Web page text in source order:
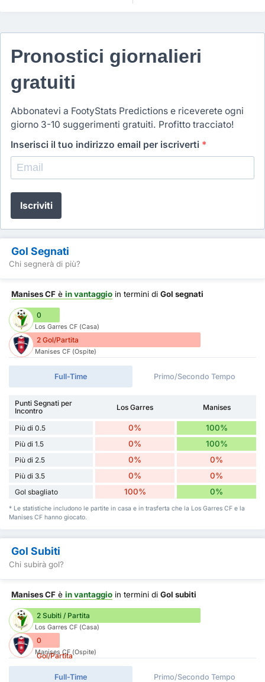
Pronostici giornalieri
gratuiti
Abbonatevi a FootyStats Predictions e riceverete ogni
giorno 3-10 suggerimenti gratuiti. Profitto tracciato!
Inserisci il tuo indirizzo email per iscriverti *
Iscriviti
Gol Segnati
Chi segnerà di più?
Manises CF è in vantaggio in termini di Gol segnati
0
Los Garres CF (Casa)
2 Gol/Partita
Manises CF (Ospite)
Full-Time Primo/Secondo Tempo
Punti Segnati per
Incontro
Los Garres Manises
Più di 0.5 0% 100%
Più di 1.5 0% 100%
Più di 2.5 0% 0%
Più di 3.5 0% 0%
Gol sbagliato 100% 0%
* Le statistiche includono le partite in casa e in trasferta che la Los Garres CF e la
Manises CF hanno giocato.
Gol Subiti
Chi subirà gol?
Manises CF è in vantaggio in termini di Gol subiti
2 Subiti / Partita
Los Garres CF (Casa)
0
Gol/Partita
Manises CF (Ospite)
Full-Time Primo/Secondo Tempo